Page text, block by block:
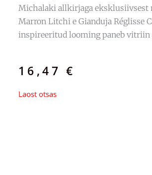
Michalaki allkirjaga eksklusiivsest
Marron Litchi e Gianduja Réglisse
inspireeritud looming paneb vitriin
16,47€
Laost otsas